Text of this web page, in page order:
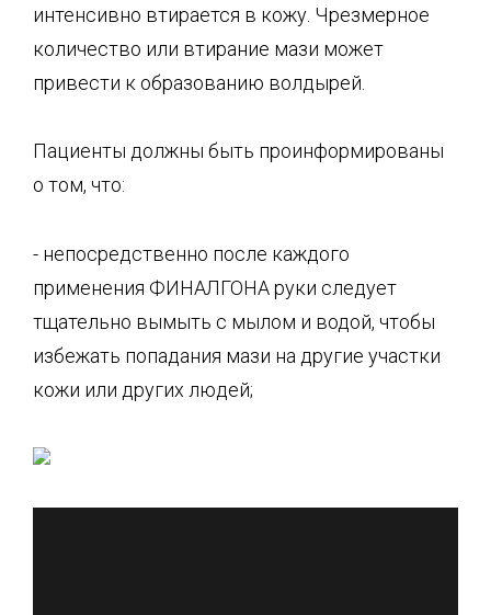
интенсивно втирается в кожу. Чрезмерное
количество или втирание мази может
привести к образованию волдырей.
Пациенты должны быть проинформированы
о том, что:
- непосредственно после каждого
применения ФИНАЛГОНА руки следует
тщательно вымыть с мылом и водой, чтобы
избежать попадания мази на другие участки
кожи или других людей;